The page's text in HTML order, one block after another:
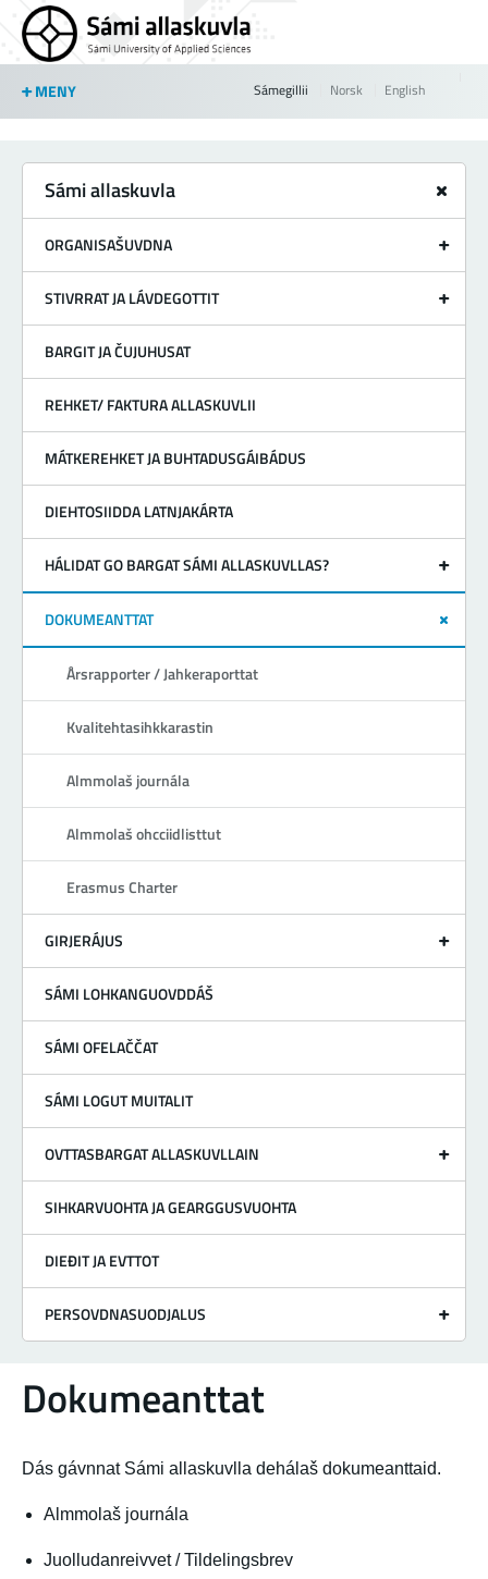
Jump to navigation
MENY Sámegillii Norsk English
Sámi allaskuvla
ORGANISAŠUVDNA
STIVRRAT JA LÁVDEGOTTIT
BARGIT JA ČUJUHUSAT
REHKET/ FAKTURA ALLASKUVLII
MÁTKEREHKET JA BUHTADUSGÁIBÁDUS
DIEHTOSIIDDA LATNJAKÁRTA
HÁLIDAT GO BARGAT SÁMI ALLASKUVLLAS?
DOKUMEANTTAT
Årsrapporter / Jahkeraporttat
Kvalitehtasihkkarastin
Almmolaš journála
Almmolaš ohcciidlisttut
Erasmus Charter
GIRJERÁJUS
SÁMI LOHKANGUOVDDÁŠ
SÁMI OFELAČČAT
SÁMI LOGUT MUITALIT
OVTTASBARGAT ALLASKUVLLAIN
SIHKARVUOHTA JA GEARGGUSVUOHTA
DIEĐIT JA EVTTOT
PERSOVDNASUODJALUS
Dokumeanttat
Dás gávnnat Sámi allaskuvlla dehálaš dokumeanttaid.
Almmolaš journála
Juolludanreivvet / Tildelingsbrev